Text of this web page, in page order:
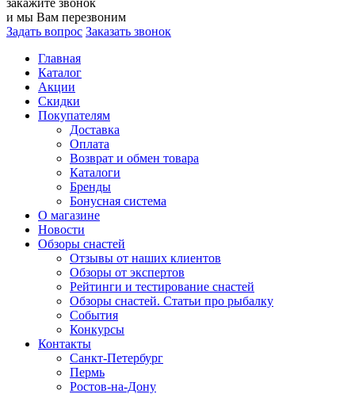
закажите звонок
и мы Вам перезвоним
Задать вопрос Заказать звонок
Главная
Каталог
Акции
Скидки
Покупателям
Доставка
Оплата
Возврат и обмен товара
Каталоги
Бренды
Бонусная система
О магазине
Новости
Обзоры снастей
Отзывы от наших клиентов
Обзоры от экспертов
Рейтинги и тестирование снастей
Обзоры снастей. Статьи про рыбалку
События
Конкурсы
Контакты
Санкт-Петербург
Пермь
Ростов-на-Дону